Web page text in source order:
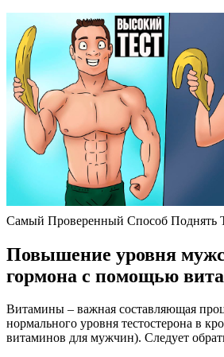
Самый Проверенный Способ Поднять
Повышение уровня
гормона с помощью
Витамины – важная составляющая
нормального уровня тестостерона в
витаминов для мужчин). Следует